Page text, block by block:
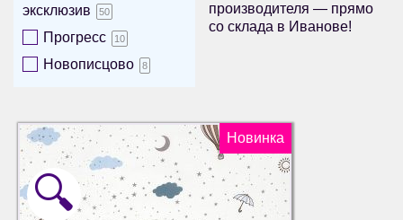
эксклюзив
50
Прогресс 10
Новописцово 8
производителя — прямо
со склада в Иванове!
🔍
Новинка